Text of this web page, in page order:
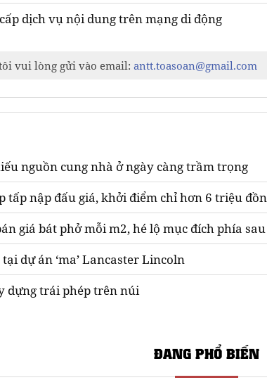
dịch vụ nội dung trên mạng di động
vui lòng gửi vào email: antt.toasoan@gmail.com
nguồn cung nhà ở ngày càng trầm trọng
tấp nập đấu giá, khởi điểm chỉ hơn 6 triệu
giá bát phở mỗi m2, hé lộ mục đích phía sau
dự án ‘ma’ Lancaster Lincoln
dựng trái phép trên núi
ĐANG PHỔ BIẾN